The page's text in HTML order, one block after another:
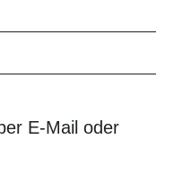
E-Mail oder